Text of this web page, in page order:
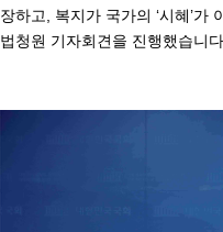
장하고, 복지가 국가의 ‘시혜’가
법청원 기자회견을 진행했습니다.